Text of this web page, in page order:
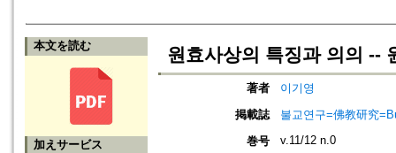
本文を読む
加えサービス
원효사상의 특징과 의의 --
著者
이기영
掲載誌
불교연구=佛教研究
巻号
v.11/12 n.0